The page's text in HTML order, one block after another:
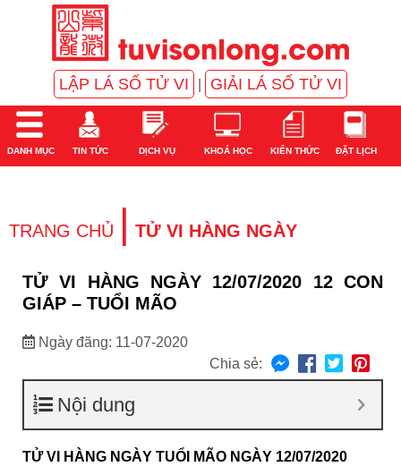
LẬP LÁ SỐ TỬ VI GIẢI LÁ SỐ TỬ VI
DANH MỤC TIN TỨC DỊCH VỤ KHOÁ HỌC KIẾN THỨC ĐẶT LỊCH
TRANG CHỦ | TỬ VI HÀNG NGÀY
TỬ VI HÀNG NGÀY 12/07/2020 12 CON
GIÁP – TUỔI MÃO
Ngày đăng: 11-07-2020
Chia sẻ:
Nội dung
TỬ VI HÀNG NGÀY TUỔI MÃO NGÀY 12/07/2020